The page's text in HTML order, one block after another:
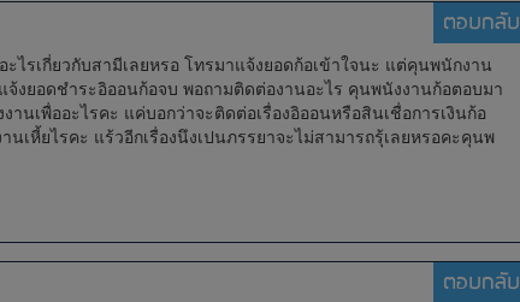
ตอบกลับ
ไรเกี่ยวกับสามีเลยหรอ โทรมาแจ้งยอดก้อเข้าใจนะ แต่คุนพนักงาน
จ้งยอดชำระอิออนก้อจบ พอถามติดต่องานอะไร คุนพนังงานก้อตอบมา
านเพื่ออะไรคะ แค่บอกว่าจะติดต่อเรื่องอิออนหรือสินเชื่อการเงินก้อ
เหี้ยไรคะ แร้วอีกเรื่องนึงเปนภรรยาจะไม่สามารถรุ้เลยหรอคะคุนพ
ตอบกลับ